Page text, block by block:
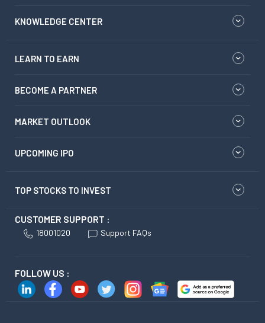
KNOWLEDGE CENTER
LEARN TO EARN
BECOME A PARTNER
MARKET OUTLOOK
UPCOMING IPO
TOP STOCKS TO INVEST
CUSTOMER SUPPORT :
18001020 Support FAQs
FOLLOW US :